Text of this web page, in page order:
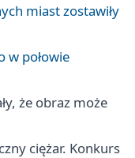
miast zostawiły
w połowie
że obraz może
ciężar. Konkurs